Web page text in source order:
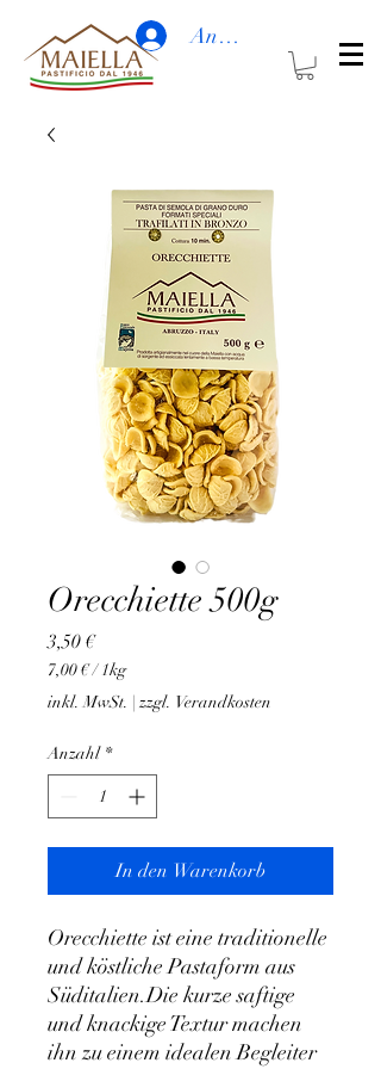
Anmelden
Orecchiette 500g
3,50 €Preis
7,00 €/1kg
7,00 €
pro
Kilogramm
inkl. MwSt. | zzgl. Verandkosten
Anzahl *
In den Warenkorb
Orecchiette ist eine traditionelle
und köstliche Pastaform aus
Süditalien.Die kurze saftige
und knackige Textur machen
ihn zu einem idealen Begleiter